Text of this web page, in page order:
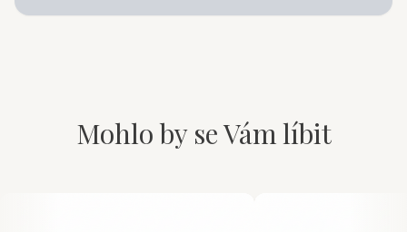
Mohlo by se Vám líbit